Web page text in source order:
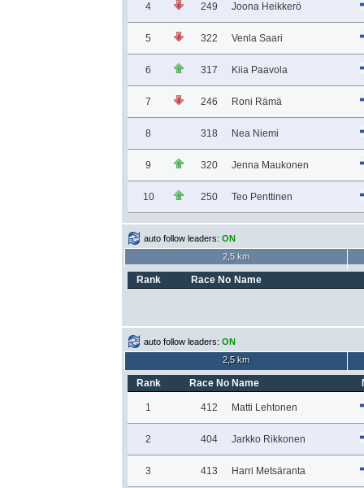
4 249 Joona Heikkerö
5 322 Venla Saari
6 317 Kiia Paavola
7 246 Roni Rämä
8 318 Nea Niemi
9 320 Jenna Maukonen
10 250 Teo Penttinen
auto follow leaders: ON
2,5 km
Rank Race No Name
auto follow leaders: ON
2,5 km
Rank Race No Name
1 412 Matti Lehtonen
2 404 Jarkko Rikkonen
3 413 Harri Metsäranta